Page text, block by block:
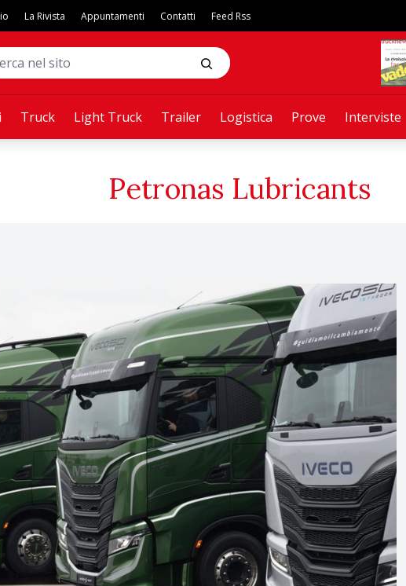
Truck Light Truck Trailer Logistica Prove Interviste
La Rivista Appuntamenti Contatti Feed Rss
Petronas Lubricants